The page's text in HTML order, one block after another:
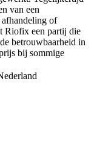
van een
of
Riofix een partij die
betrouwbaarheid in
bij sommige